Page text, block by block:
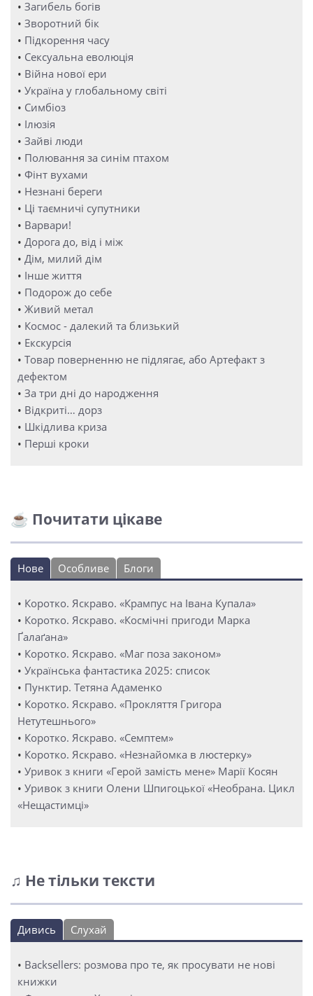
• Загибель богів
• Зворотний бік
• Підкорення часу
• Сексуальна еволюція
• Війна нової ери
• Україна у глобальному світі
• Симбіоз
• Ілюзія
• Зайві люди
• Полювання за синім птахом
• Фінт вухами
• Незнані береги
• Ці таємничі супутники
• Варвари!
• Дорога до, від і між
• Дім, милий дім
• Інше життя
• Подорож до себе
• Живий метал
• Космос - далекий та близький
• Екскурсія
• Товар поверненню не підлягає, або Артефакт з
дефектом
• За три дні до народження
• Відкриті… дорз
• Шкідлива криза
• Перші кроки
☕ Почитати цікаве
Нове Особливе Блоги
• Коротко. Яскраво. «Крампус на Івана Купала»
• Коротко. Яскраво. «Космічні пригоди Марка
Ґалаґана»
• Коротко. Яскраво. «Маг поза законом»
• Українська фантастика 2025: список
• Пунктир. Тетяна Адаменко
• Коротко. Яскраво. «Прокляття Григора
Нетутешнього»
• Коротко. Яскраво. «Семптем»
• Коротко. Яскраво. «Незнайомка в люстерку»
• Уривок з книги «Герой замість мене» Марії Косян
• Уривок з книги Олени Шпигоцької «Необрана. Цикл
«Нещастимці»
♫ Не тільки тексти
Дивись Слухай
• Backsellers: розмова про те, як просувати не нові
книжки